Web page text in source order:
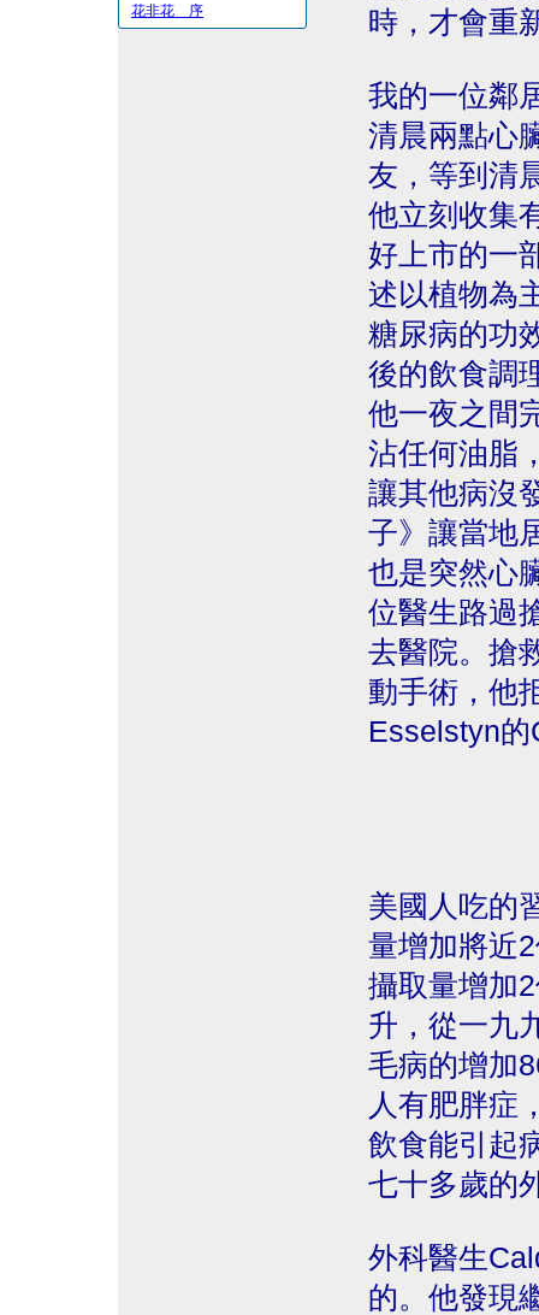
花非花 序
時，才會重
我的一位鄰
清晨兩點心
友，等到清
他立刻收集
好上市的一
述以植物為
糖尿病的功
後的飲食調
他一夜之間
沾任何油脂
讓其他病沒
子》讓當地
也是突然心
位醫生路過
去醫院。搶
動手術，他
Esselstyn
美國人吃的
量增加將近
攝取量增加
升，從一九
毛病的增加
人有肥胖症
飲食能引起
七十多歲的
外科醫生
的。他發現